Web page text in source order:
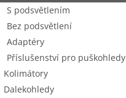
S podsvětlením
Bez podsvětlení
Adaptéry
Příslušenství pro puškohledy
Kolimátory
Dalekohledy